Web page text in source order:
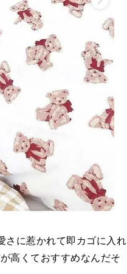
に惹かれて即カゴに入れ
高くておすすめなんだそ